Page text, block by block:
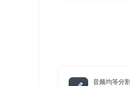
音频均等分